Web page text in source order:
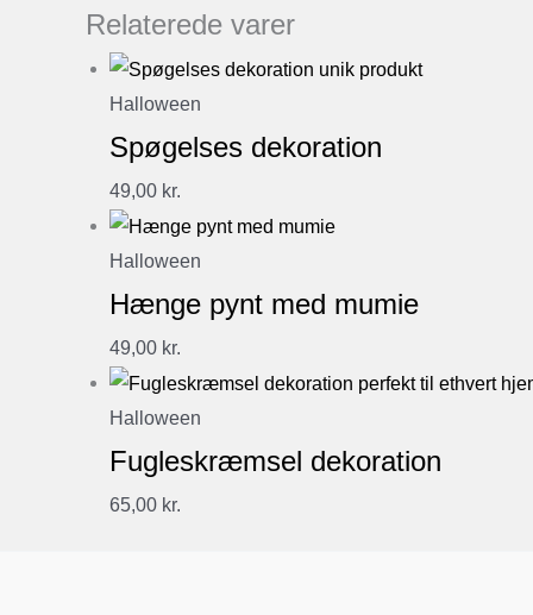
Relaterede varer
Halloween
Spøgelses dekoration
49,00 kr.
Halloween
Hænge pynt med mumie
49,00 kr.
Halloween
Fugleskræmsel dekoration
65,00 kr.